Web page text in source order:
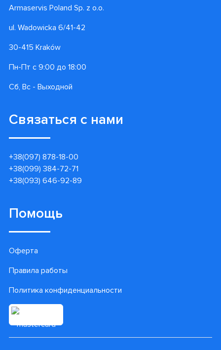
Armaservis Poland Sp. z o.o.
ul. Wadowicka 6/41-42
30-415 Kraków
Пн-Пт с 9:00 до 18:00
Сб, Вс - Выходной
Связаться с нами
+38(097) 878-18-00
+38(099) 384-72-71
+38(093) 646-92-89
Помощь
Оферта
Правила работы
Политика конфиденциальности